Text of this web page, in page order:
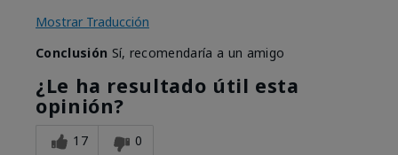
Mostrar Traducción
Conclusión Sí, recomendaría a un amigo
¿Le ha resultado útil esta
opinión?
17 0